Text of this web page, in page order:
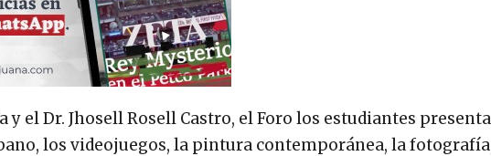
y el Dr. Jhosell Rosell Castro, el Foro los estudiantes
los videojuegos, la pintura contemporánea, la